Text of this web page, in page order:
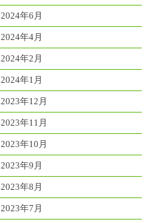
2024年6月
2024年4月
2024年2月
2024年1月
2023年12月
2023年11月
2023年10月
2023年9月
2023年8月
2023年7月